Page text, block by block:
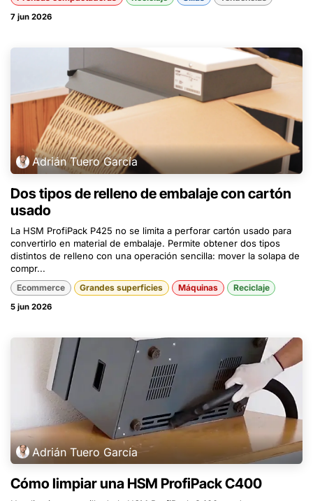
7 jun 2026
Adrián Tuero García
Dos tipos de relleno de embalaje con cartón
usado
La HSM ProfiPack P425 no se limita a perforar cartón usado para
convertirlo en material de embalaje. Permite obtener dos tipos
distintos de relleno con una operación sencilla: mover la solapa de
compr...
Ecommerce Grandes superficies Máquinas Reciclaje
5 jun 2026
Adrián Tuero García
Cómo limpiar una HSM ProfiPack C400